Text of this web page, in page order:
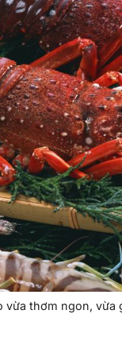
vừa thơm ngon, vừa